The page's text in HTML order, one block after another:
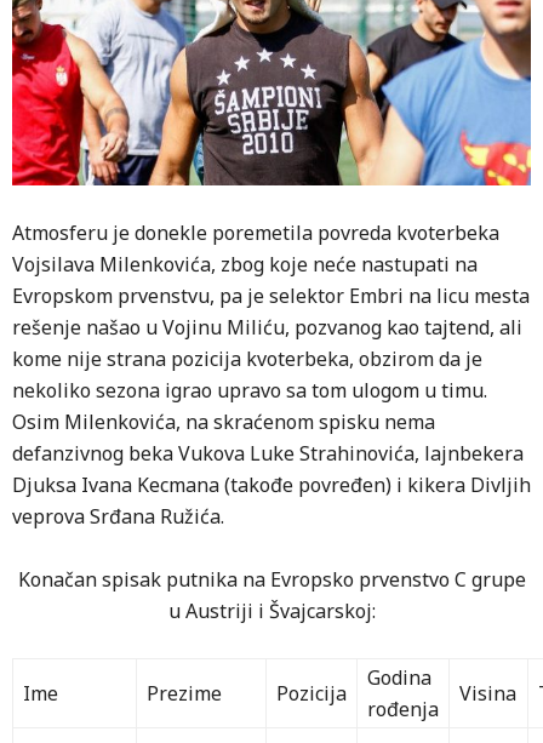
Atmosferu je donekle poremetila povreda kvoterbeka
Vojsilava Milenkovića, zbog koje neće nastupati na
Evropskom prvenstvu, pa je selektor Embri na licu mesta
rešenje našao u Vojinu Miliću, pozvanog kao tajtend, ali
kome nije strana pozicija kvoterbeka, obzirom da je
nekoliko sezona igrao upravo sa tom ulogom u timu.
Osim Milenkovića, na skraćenom spisku nema
defanzivnog beka Vukova Luke Strahinovića, lajnbekera
Djuksa Ivana Kecmana (takođe povređen) i kikera Divljih
veprova Srđana Ružića.
Konačan spisak putnika na Evropsko prvenstvo C grupe
u Austriji i Švajcarskoj:
Ime Prezime Pozicija
Godina
rođenja
Visina